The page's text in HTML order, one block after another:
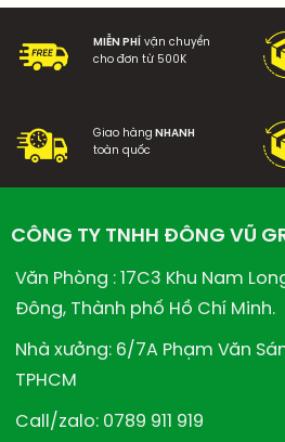
MIỄN PHÍ vận chuyển
cho đơn từ 500K
Giao hàng NHANH
toàn quốc
CÔNG TY TNHH ĐÔNG VŨ
Văn Phòng : 17C3 Khu Nam
Đông, Thành phố Hồ Chí Minh.
Nhà xưởng: 6/7A Phạm Văn
TPHCM
Call/zalo: 0789 911 919